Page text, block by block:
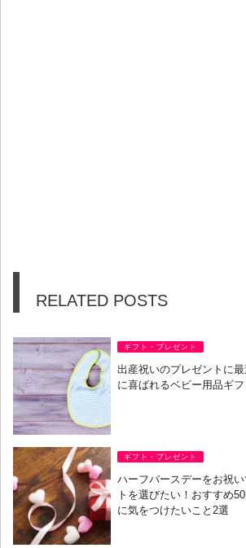
RELATED POSTS
ギフト・プレゼント
出産祝いのプレゼントに
に喜ばれるベビー用品ギ
ギフト・プレゼント
ハーフバースデーをお祝
トを選びたい！おすすめ
に気をつけたいこと2選